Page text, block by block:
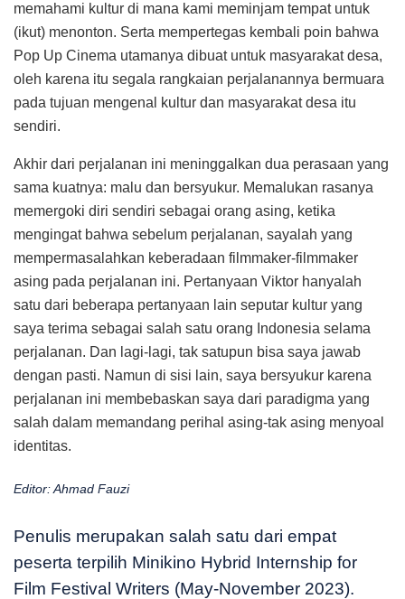
memahami kultur di mana kami meminjam tempat untuk
(ikut) menonton. Serta mempertegas kembali poin bahwa
Pop Up Cinema utamanya dibuat untuk masyarakat desa,
oleh karena itu segala rangkaian perjalanannya bermuara
pada tujuan mengenal kultur dan masyarakat desa itu
sendiri.
Akhir dari perjalanan ini meninggalkan dua perasaan yang
sama kuatnya: malu dan bersyukur. Memalukan rasanya
memergoki diri sendiri sebagai orang asing, ketika
mengingat bahwa sebelum perjalanan, sayalah yang
mempermasalahkan keberadaan filmmaker-filmmaker
asing pada perjalanan ini. Pertanyaan Viktor hanyalah
satu dari beberapa pertanyaan lain seputar kultur yang
saya terima sebagai salah satu orang Indonesia selama
perjalanan. Dan lagi-lagi, tak satupun bisa saya jawab
dengan pasti. Namun di sisi lain, saya bersyukur karena
perjalanan ini membebaskan saya dari paradigma yang
salah dalam memandang perihal asing-tak asing menyoal
identitas.
Editor: Ahmad Fauzi
Penulis merupakan salah satu dari empat
peserta terpilih Minikino Hybrid Internship for
Film Festival Writers (May-November 2023).